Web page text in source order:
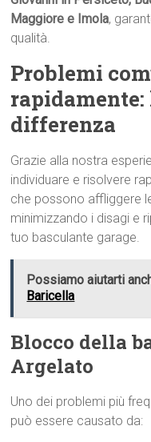
Maggiore e Imola,
qualità.
Problemi
rapidamente:
differenza
Grazie alla nostra
individuare e risolvere
che possono affliggere
minimizzando i disagi e
tuo basculante garage.
Possiamo aiutarti
Baricella
Blocco della
Argelato
Uno dei problemi più
può essere causato da: